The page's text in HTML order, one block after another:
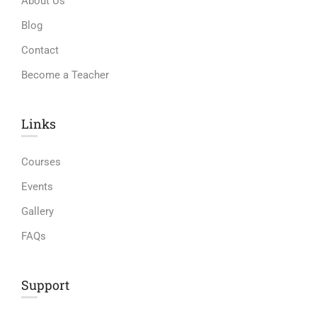
Blog
Contact
Become a Teacher
Links​
Courses
Events
Gallery
FAQs
Support